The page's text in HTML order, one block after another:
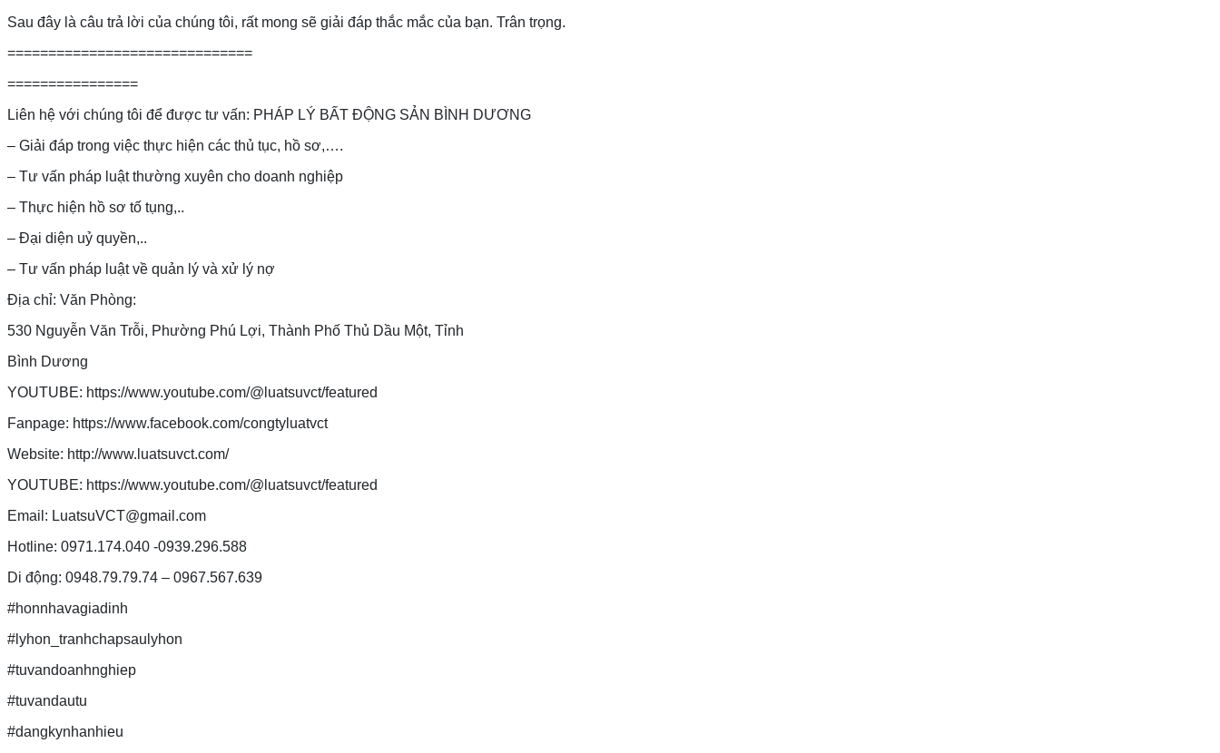
Sau đây là câu trả lời của chúng tôi, rất mong sẽ giải đáp thắc mắc của bạn. Trân trọng.
==============================
================
Liên hệ với chúng tôi để được tư vấn: PHÁP LÝ BẤT ĐỘNG SẢN BÌNH DƯƠNG
– Giải đáp trong việc thực hiện các thủ tục, hồ sơ,….
– Tư vấn pháp luật thường xuyên cho doanh nghiệp
– Thực hiện hồ sơ tố tụng,..
– Đại diện uỷ quyền,..
– Tư vấn pháp luật về quản lý và xử lý nợ
Địa chỉ: Văn Phòng:
530 Nguyễn Văn Trỗi, Phường Phú Lợi, Thành Phố Thủ Dầu Một, Tỉnh
Bình Dương
YOUTUBE: https://www.youtube.com/@luatsuvct/featured
Fanpage: https://www.facebook.com/congtyluatvct
Website: http://www.luatsuvct.com/
YOUTUBE: https://www.youtube.com/@luatsuvct/featured
Email: LuatsuVCT@gmail.com
Hotline: 0971.174.040 -0939.296.588
Di động: 0948.79.79.74 – 0967.567.639
#honnhavagiadinh
#lyhon_tranhchapsaulyhon
#tuvandoanhnghiep
#tuvandautu
#dangkynhanhieu